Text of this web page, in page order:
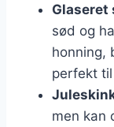
Glaseret
sød og
honning,
perfekt
men kan